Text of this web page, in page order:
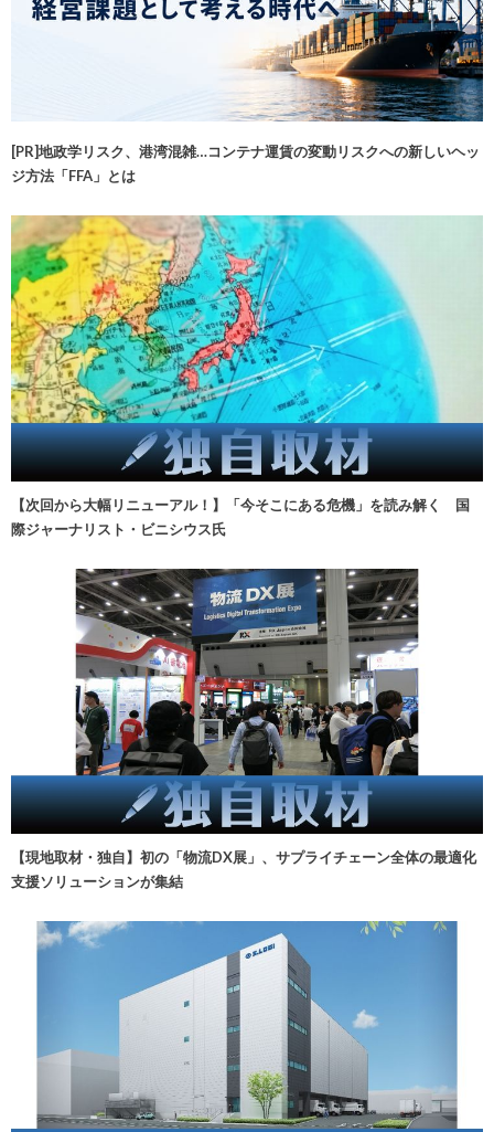
[PR]地政学リスク、港湾混雑…コンテナ運賃の変動リスクへの新しいヘッ
ジ方法「FFA」とは
【次回から大幅リニューアル！】「今そこにある危機」を読み解く 国
際ジャーナリスト・ビニシウス氏
【現地取材・独自】初の「物流DX展」、サプライチェーン全体の最適化
支援ソリューションが集結